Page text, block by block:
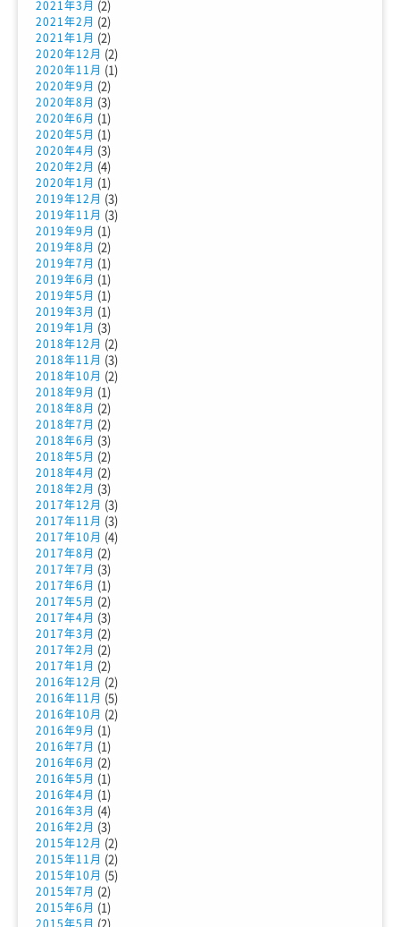
2021年3月 (2)
2021年2月 (2)
2021年1月 (2)
2020年12月 (2)
2020年11月 (1)
2020年9月 (2)
2020年8月 (3)
2020年6月 (1)
2020年5月 (1)
2020年4月 (3)
2020年2月 (4)
2020年1月 (1)
2019年12月 (3)
2019年11月 (3)
2019年9月 (1)
2019年8月 (2)
2019年7月 (1)
2019年6月 (1)
2019年5月 (1)
2019年3月 (1)
2019年1月 (3)
2018年12月 (2)
2018年11月 (3)
2018年10月 (2)
2018年9月 (1)
2018年8月 (2)
2018年7月 (2)
2018年6月 (3)
2018年5月 (2)
2018年4月 (2)
2018年2月 (3)
2017年12月 (3)
2017年11月 (3)
2017年10月 (4)
2017年8月 (2)
2017年7月 (3)
2017年6月 (1)
2017年5月 (2)
2017年4月 (3)
2017年3月 (2)
2017年2月 (2)
2017年1月 (2)
2016年12月 (2)
2016年11月 (5)
2016年10月 (2)
2016年9月 (1)
2016年7月 (1)
2016年6月 (2)
2016年5月 (1)
2016年4月 (1)
2016年3月 (4)
2016年2月 (3)
2015年12月 (2)
2015年11月 (2)
2015年10月 (5)
2015年7月 (2)
2015年6月 (1)
2015年5月 (2)